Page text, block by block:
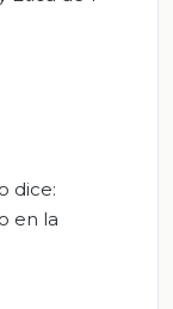
dice:
en la